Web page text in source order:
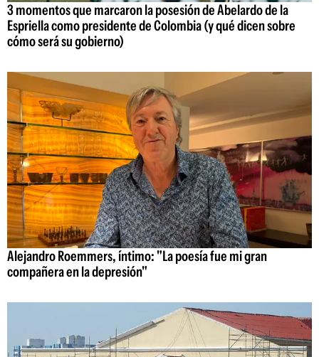
3 momentos que marcaron la posesión de Abelardo de la
Espriella como presidente de Colombia (y qué dicen sobre
cómo será su gobierno)
Alejandro Roemmers, íntimo: "La poesía fue mi gran
compañera en la depresión"